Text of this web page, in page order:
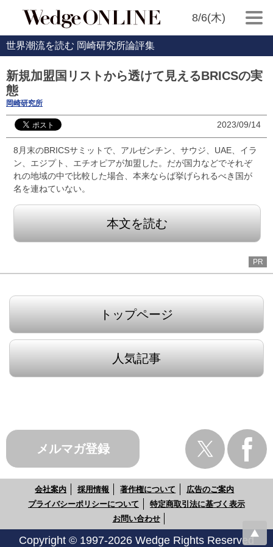
8/6(木)
世界潮流を読む 岡崎研究所論評集
新規加盟国リストから透けて見えるBRICSの実
態
岡崎研究所
2023/09/14
8月末のBRICSサミットで、アルゼンチン、サウジ、UAE、イラ
ン、エジプト、エチオピアが加盟した。だが国力などでそれぞ
れの地域の中で比較した場合、本来ならば挙げられるべき国が
名を連ねていない。
本文を読む
PR
トップページ
人気記事
メルマガ登録
会社案内 採用情報 著作権について
広告のご案内
プライバシーポリシーについて
特定商取引法に基づく表示
お問い合わせ
Copyright © 1997-2026 Wedge Rights Reserved